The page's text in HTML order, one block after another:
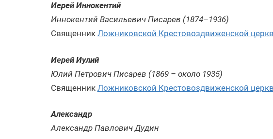
Иерей Иннокентий
Иннокентий Васильевич Писарев (1874–1936)
Священник Ложниковской Крестовоздвиженской
Иерей Иулий
Юлий Петрович Писарев (1869 – около 1935)
Священник Ложниковской Крестовоздвиженской
Александр
Александр Павлович Дудин